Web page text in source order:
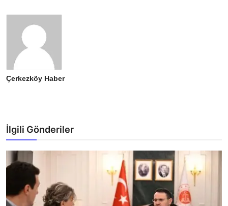
Çerkezköy Haber
İlgili Gönderiler